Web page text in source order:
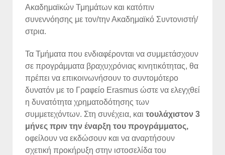
Ακαδημαϊκών Τμημάτων και κατόπιν
συνεννόησης με τον/την Ακαδημαϊκό Συντονιστή/
στρια.
Τα Τμήματα που ενδιαφέρονται να συμμετάσχουν
σε προγράμματα βραχυχρόνιας κινητικότητας, θα
πρέπει να επικοινωνήσουν το συντομότερο
δυνατόν με το Γραφείο Erasmus ώστε να ελεγχθεί
η δυνατότητα χρηματοδότησης των
συμμετεχόντων. Στη συνέχεια, και τουλάχιστον 3
μήνες πριν την έναρξη του προγράμματος,
οφείλουν να εκδώσουν και να αναρτήσουν
σχετική προκήρυξη στην ιστοσελίδα του